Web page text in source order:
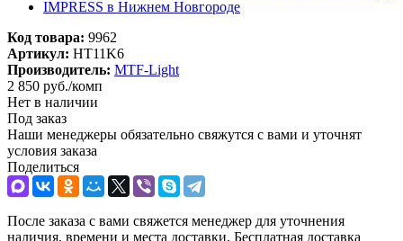
Код товара: 9962
Артикул: HT11K6
Производитель: MTF-Light
2 850 руб./комп
Нет в наличии
Под заказ
Наши менеджеры обязательно свяжутся с вами и уточнят
условия заказа
Поделиться
После заказа с вами свяжется менеджер для уточнения
наличия, времени и места доставки. Бесплатная доставка